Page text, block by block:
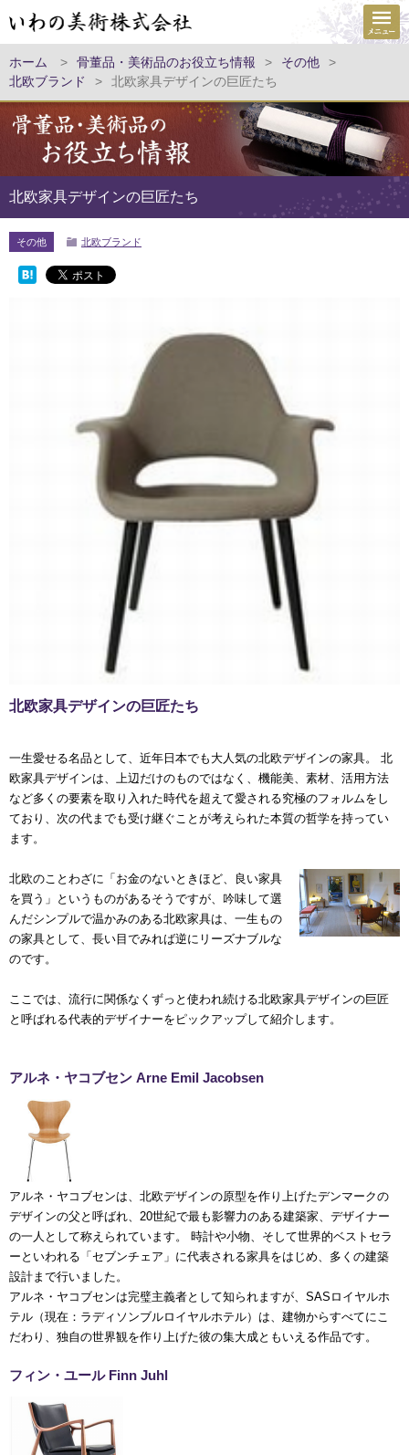
ホーム > 骨董品・美術品のお役立ち情報 > その他
>
北欧ブランド
> 北欧家具デザインの巨匠たち
北欧家具デザインの巨匠たち
その他 北欧ブランド
北欧家具デザインの巨匠たち
一生愛せる名品として、近年日本でも大人気の北欧デザインの家具。 北
欧家具デザインは、上辺だけのものではなく、機能美、素材、活用方法
など多くの要素を取り入れた時代を超えて愛される究極のフォルムをし
ており、次の代までも受け継ぐことが考えられた本質の哲学を持ってい
ます。
北欧のことわざに「お金のないときほど、良い家具
を買う」というものがあるそうですが、吟味して選
んだシンプルで温かみのある北欧家具は、一生もの
の家具として、長い目でみれば逆にリーズナブルな
のです。
ここでは、流行に関係なくずっと使われ続ける北欧家具デザインの巨匠
と呼ばれる代表的デザイナーをピックアップして紹介します。
アルネ・ヤコブセン Arne Emil Jacobsen
アルネ・ヤコブセンは、北欧デザインの原型を作り上げたデンマークの
デザインの父と呼ばれ、20世紀で最も影響力のある建築家、デザイナー
の一人として称えられています。 時計や小物、そして世界的ベストセラ
ーといわれる「セブンチェア」に代表される家具をはじめ、多くの建築
設計まで行いました。
アルネ・ヤコブセンは完璧主義者として知られますが、SASロイヤルホ
テル（現在：ラディソンブルロイヤルホテル）は、建物からすべてにこ
だわり、独自の世界観を作り上げた彼の集大成ともいえる作品です。
フィン・ユール Finn Juhl